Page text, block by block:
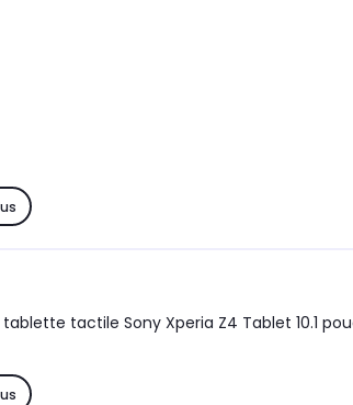
tactile Sony Xperia Z4 Tablet 10.1